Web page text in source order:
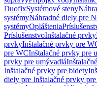
DuofixSystémové steny
systémyNáhradné diely pre
systémyOpláštenia
PríslušenstvoInštalačné prvky
prvkyInštalačné prvky pre
pre WCInštalačné prvky pre
prvky pre umývadlá
Inštalačné prvky pre bidety
diely pre Inštalačné prvky pre